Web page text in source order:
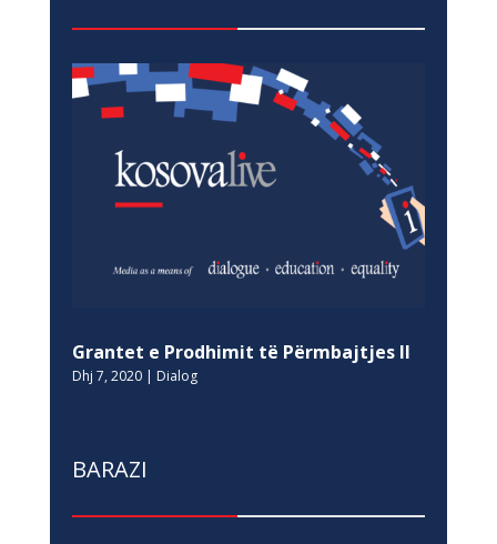
Grantet e Prodhimit të Përmbajtjes II
Dhj 7, 2020| Dialog
BARAZI